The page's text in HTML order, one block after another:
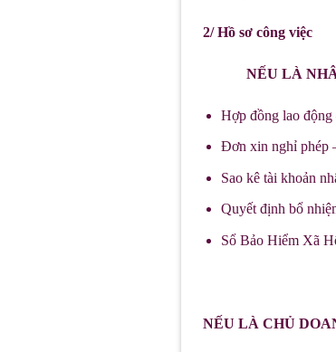
2/ Hồ sơ công việc
NẾU LÀ
Hợp đồng lao
Đơn xin nghỉ phép
Sao kê tài khoản
Quyết định bổ
Sổ Bảo Hiểm Xã
NẾU LÀ CHỦ